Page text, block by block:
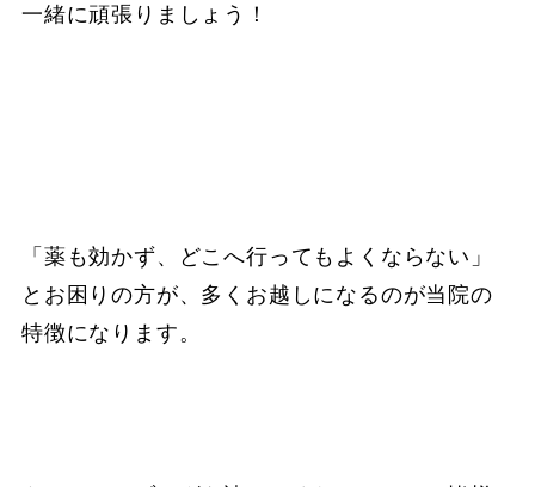
一緒に頑張りましょう！
「薬も効かず、どこへ行ってもよくならない」
とお困りの方が、多くお越しになるのが当院の
特徴になります。